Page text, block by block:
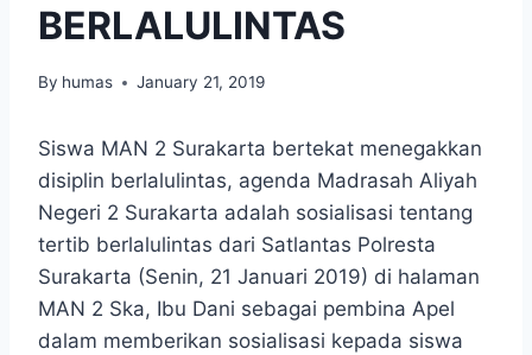
BERLALULINTAS
By humas January 21, 2019
Siswa MAN 2 Surakarta bertekat menegakkan
disiplin berlalulintas, agenda Madrasah Aliyah
Negeri 2 Surakarta adalah sosialisasi tentang
tertib berlalulintas dari Satlantas Polresta
Surakarta (Senin, 21 Januari 2019) di halaman
MAN 2 Ska, Ibu Dani sebagai pembina Apel
dalam memberikan sosialisasi kepada siswa